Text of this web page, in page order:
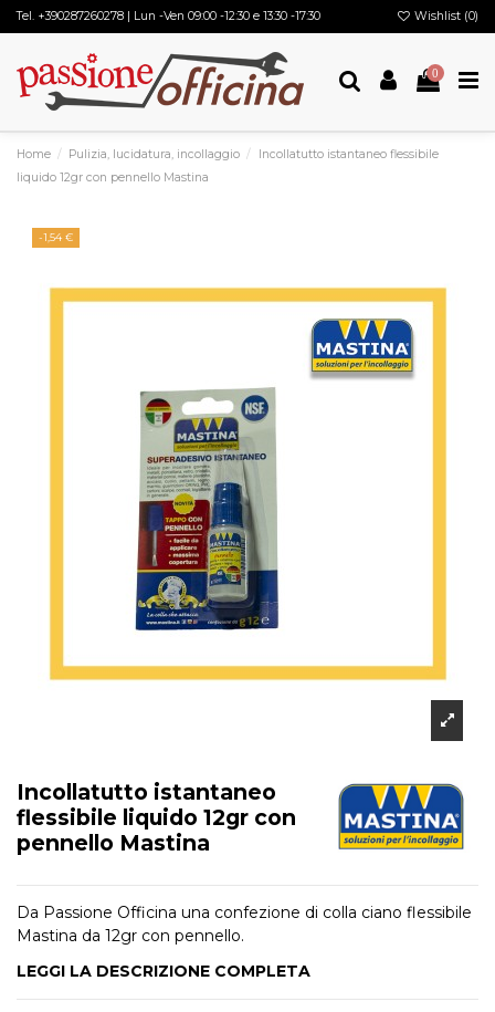
Tel. +390287260278 | Lun -Ven 09:00 -12:30 e 13:30 -17:30 Wishlist (0)
0
Home Pulizia, lucidatura, incollaggio
Incollatutto istantaneo flessibile
liquido 12gr con pennello Mastina
-1,54 €
Incollatutto istantaneo
flessibile liquido 12gr con
pennello Mastina
Da Passione Officina una confezione di colla ciano flessibile
Mastina da 12gr con pennello.
LEGGI LA DESCRIZIONE COMPLETA